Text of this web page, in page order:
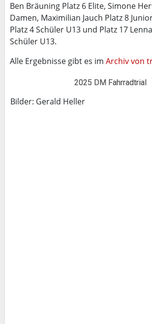
Ben Bräuning Platz 6 Elite, Simone
Damen, Maximilian Jauch Platz 8
Platz 4 Schüler U13 und Platz 17
Schüler U13.
Alle Ergebnisse gibt es im Archiv von
2025 DM Fahrradtrial
Bilder: Gerald Heller